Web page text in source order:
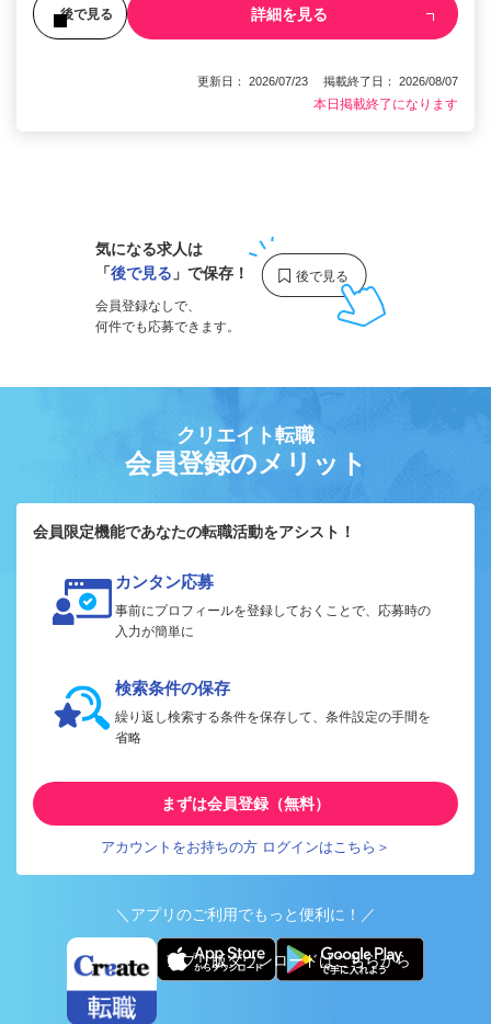
後で見る 詳細を見る
更新日： 2026/07/23 掲載終了日： 2026/08/07
本日掲載終了になります
気になる求人は
「後で見る 」で保存！
会員登録なしで、
何件でも応募できます。
クリエイト転職
会員登録のメリット
会員限定機能であなたの転職活動をアシスト！
カンタン応募
事前にプロフィールを登録しておくことで、応募時の
入力が簡単に
検索条件の保存
繰り返し検索する条件を保存して、条件設定の手間を
省略
まずは会員登録（無料）
アカウントをお持ちの方 ログインはこちら＞
＼アプリのご利用でもっと便利に！／
アプリ版ダウンロードはこちらから